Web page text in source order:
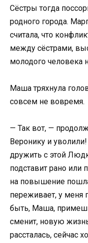
Сёстры тогда
родного города.
считала, что
между сёстрами,
молодого человека
Маша тряхнула
совсем не вовремя.
— Так вот, —
Веронику и
дружить с этой
подставит рано
на повышение
переживает, у меня
быть, Маша,
сменит, новую
рассталась, сейчас